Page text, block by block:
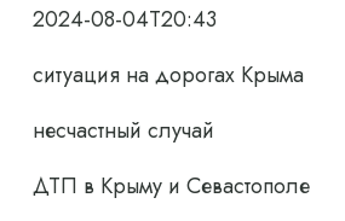
2024-08-04T20:43
ситуация на дорогах Крыма
несчастный случай
ДТП в Крыму и Севастополе